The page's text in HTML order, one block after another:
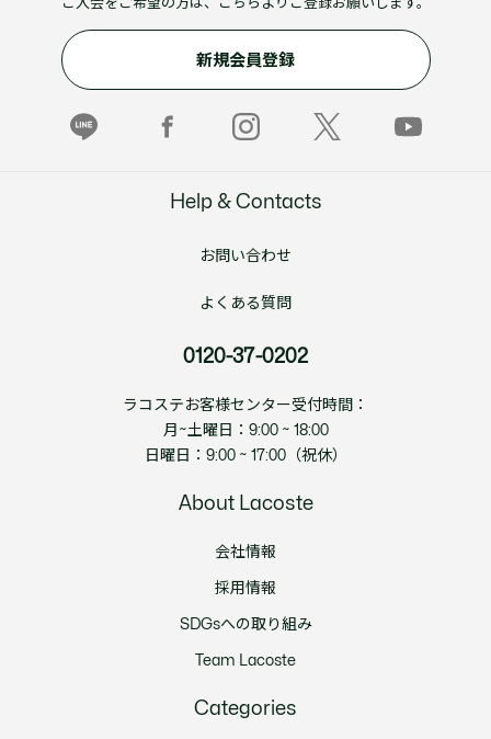
ご入会をご希望の方は、こちらよりご登録お願いします。
新規会員登録
Help & Contacts
お問い合わせ
よくある質問
0120-37-0202
ラコステお客様センター受付時間：
月~土曜日：9:00 ~ 18:00
日曜日：9:00 ~ 17:00（祝休）
About Lacoste
会社情報
採用情報
SDGsへの取り組み
Team Lacoste
Categories